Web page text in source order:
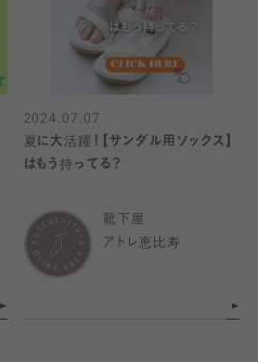
2024.07.07
夏に大活躍！【サンダル用ソックス】
はもう持ってる？
靴下屋
アトレ恵比寿